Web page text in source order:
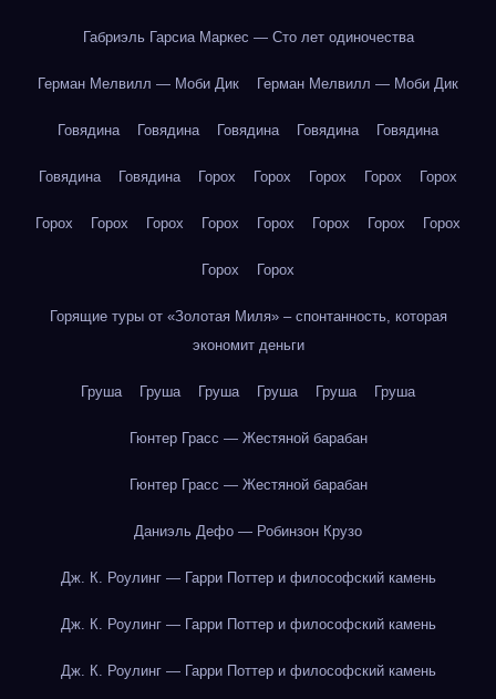
Габриэль Гарсиа Маркес — Сто лет одиночества
Герман Мелвилл — Моби Дик Герман Мелвилл — Моби Дик
Говядина Говядина Говядина Говядина Говядина
Говядина Говядина Горох Горох Горох Горох Горох
Горох Горох Горох Горох Горох Горох Горох Горох
Горох Горох
Горящие туры от «Золотая Миля» – спонтанность, которая
экономит деньги
Груша Груша Груша Груша Груша Груша
Гюнтер Грасс — Жестяной барабан
Гюнтер Грасс — Жестяной барабан
Даниэль Дефо — Робинзон Крузо
Дж. К. Роулинг — Гарри Поттер и философский камень
Дж. К. Роулинг — Гарри Поттер и философский камень
Дж. К. Роулинг — Гарри Поттер и философский камень